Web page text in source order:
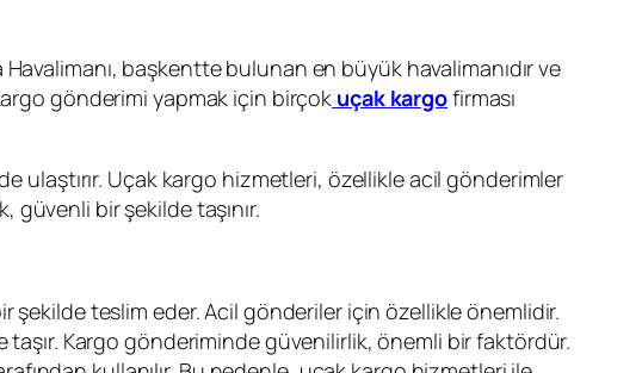
başkentte bulunan en büyük havalimanıdır ve
gönderimi yapmak için birçok uçak kargofirması
ulaştırır. Uçak kargo hizmetleri, özellikle acil gönderimler
bir şekilde taşınır.
şekilde teslim eder. Acil gönderiler için özellikle önemlidir.
Kargo gönderiminde güvenilirlik, önemli bir faktördür.